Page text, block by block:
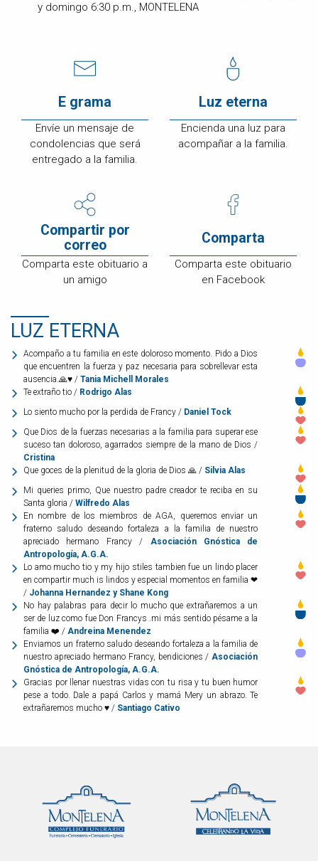
y domingo 6:30 p.m., MONTELENA
E grama
Envíe un mensaje de
condolencias que será
entregado a la familia.
Luz eterna
Encienda una luz para
acompañar a la familia.
Compartir por
correo
Comparta este obituario a
un amigo
Comparta
Comparta este obituario
en Facebook
LUZ ETERNA
Acompaño a tu familia en este doloroso momento. Pido a Dios
que encuentren la fuerza y paz necesaria para sobrellevar esta
ausencia.🙏♥️ / Tania Michell Morales
Te extraño tio / Rodrigo Alas
Lo siento mucho por la perdida de Francy / Daniel Tock
Que Dios de la fuerzas necesarias a la familia para superar ese
suceso tan doloroso, agarrados siempre de la mano de Dios /
Cristina
Que goces de la plenitud de la gloria de Dios 🙏 / Silvia Alas
Mi queries primo, Que nuestro padre creador te reciba en su
Santa gloria / Wilfredo Alas
En nombre de los miembros de AGA, queremos enviar un
fraterno saludo deseando fortaleza a la familia de nuestro
apreciado hermano Francy / Asociación Gnóstica de
Antropología, A.G.A.
Lo amo mucho tio y my hijo stiles tambien fue un lindo placer
en compartir much is lindos y especial momentos en familia ❤
/ Johanna Hernandez y Shane Kong
No hay palabras para decir lo mucho que extrañaremos a un
ser de luz como fue Don Francys .mi más sentido pésame a la
familia ❤️ / Andreina Menendez
Enviamos un fraterno saludo deseando fortaleza a la familia de
nuestro apreciado hermano Francy, bendiciones /Asociación
Gnóstica de Antropología, A.G.A.
Gracias por llenar nuestras vidas con tu risa y tu buen humor
pese a todo. Dale a papá Carlos y mamá Mery un abrazo. Te
extrañaremos mucho ♥ / Santiago Cativo